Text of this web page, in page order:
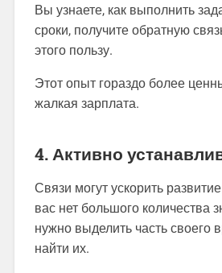
Вы узнаете, как выполнить
сроки, получите обратную
этого пользу.
Этот опыт гораздо более
жалкая зарплата.
4. Активно
Связи могут ускорить
вас нет большого количества
нужно выделить часть своего
найти их.